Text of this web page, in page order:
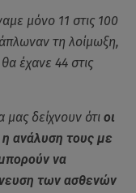
μόνο 11 στις 100
τη λοίμωξη,
έχανε 44 στις
δείχνουν ότι οι
ανάλυση τους με
να
των ασθενών